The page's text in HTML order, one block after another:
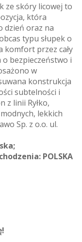
ze skóry licowej to
która
dzień oraz na
typu słupek o
komfort przez cały
bezpieczeństwo i
w
konstrukcja
subtelności i
z linii Ryłko,
lekkich
Sp. z o.o. ul.
POLSKA